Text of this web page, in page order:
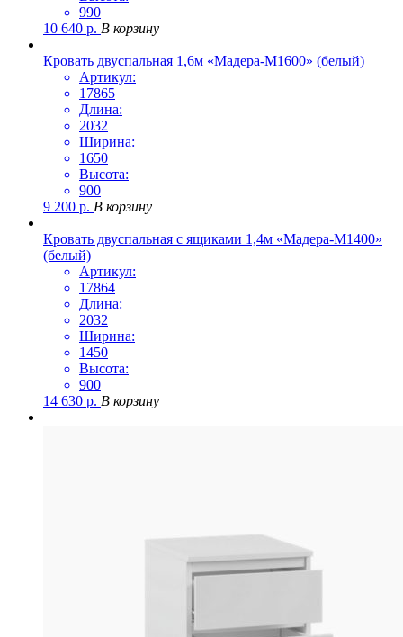
990
10 640 р. В корзину
Кровать двуспальная 1,6м «Мадера-М1600» (белый)
Артикул:
17865
Длина:
2032
Ширина:
1650
Высота:
900
9 200 р. В корзину
Кровать двуспальная с ящиками 1,4м «Мадера-М1400»
(белый)
Артикул:
17864
Длина:
2032
Ширина:
1450
Высота:
900
14 630 р. В корзину